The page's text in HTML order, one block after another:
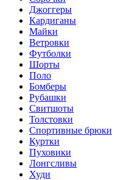
Джоггеры
Кардиганы
Майки
Ветровки
Футболки
Шорты
Поло
Бомберы
Рубашки
Свитшоты
Толстовки
Спортивные брюки
Куртки
Пуховики
Лонгсливы
Худи